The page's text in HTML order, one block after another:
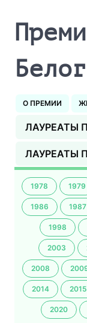
О ПРЕМИИ
ЛАУРЕАТЫ
ЛАУРЕАТЫ
1978 1979
1986 1987
1998
2003
2008
2014 2015
2020